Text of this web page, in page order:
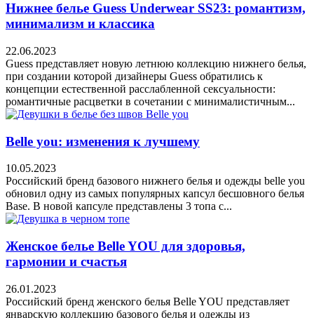
Нижнее белье Guess Underwear SS23: романтизм,
минимализм и классика
22.06.2023
Guess представляет новую летнюю коллекцию нижнего белья,
при создании которой дизайнеры Guess обратились к
концепции естественной расслабленной сексуальности:
романтичные расцветки в сочетании с минималистичным...
Belle you: изменения к лучшему
10.05.2023
Российский бренд базового нижнего белья и одежды belle you
обновил одну из самых популярных капсул бесшовного белья
Base. В новой капсуле представлены 3 топа с...
Женское белье Belle YOU для здоровья,
гармонии и счастья
26.01.2023
Российский бренд женского белья Belle YOU представляет
январскую коллекцию базового белья и одежды из